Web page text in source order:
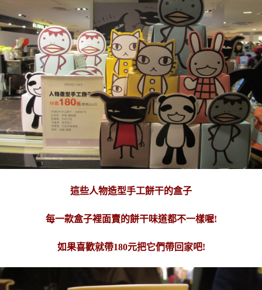
這些人物造型手工餅干的盒子
每一款盒子裡面賣的餅干味道都不一樣喔!
如果喜歡就帶180元把它們帶回家吧!